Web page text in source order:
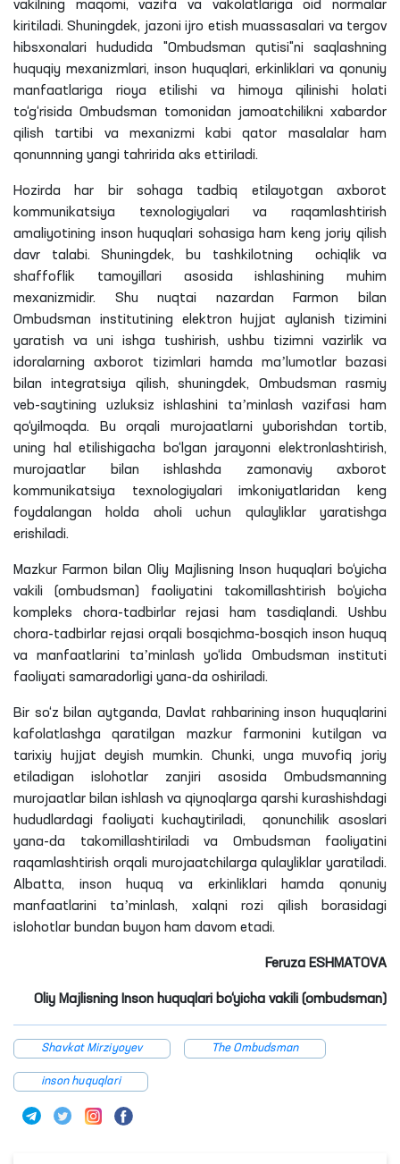
vakilning maqomi, vazifa va vakolatlariga oid normalar
kiritiladi. Shuningdek, jazoni ijro etish muassasalari va tergov
hibsxonalari hududida "Ombudsman qutisi"ni saqlashning
huquqiy mexanizmlari, inson huquqlari, erkinliklari va qonuniy
manfaatlariga rioya etilishi va himoya qilinishi holati
to‘g‘risida Ombudsman tomonidan jamoatchilikni xabardor
qilish tartibi va mexanizmi kabi qator masalalar ham
qonunnning yangi tahririda aks ettiriladi.
Hozirda har bir sohaga tadbiq etilayotgan axborot
kommunikatsiya texnologiyalari va raqamlashtirish
amaliyotining inson huquqlari sohasiga ham keng joriy qilish
davr talabi. Shuningdek, bu tashkilotning ochiqlik va
shaffoflik tamoyillari asosida ishlashining muhim
mexanizmidir. Shu nuqtai nazardan Farmon bilan
Ombudsman institutining elektron hujjat aylanish tizimini
yaratish va uni ishga tushirish, ushbu tizimni vazirlik va
idoralarning axborot tizimlari hamda maʼlumotlar bazasi
bilan integratsiya qilish, shuningdek, Ombudsman rasmiy
veb-saytining uzluksiz ishlashini taʼminlash vazifasi ham
qo‘yilmoqda. Bu orqali murojaatlarni yuborishdan tortib,
uning hal etilishigacha bo‘lgan jarayonni elektronlashtirish,
murojaatlar bilan ishlashda zamonaviy axborot
kommunikatsiya texnologiyalari imkoniyatlaridan keng
foydalangan holda aholi uchun qulayliklar yaratishga
erishiladi.
Mazkur Farmon bilan Oliy Majlisning Inson huquqlari bo‘yicha
vakili (ombudsman) faoliyatini takomillashtirish bo‘yicha
kompleks chora-tadbirlar rejasi ham tasdiqlandi. Ushbu
chora-tadbirlar rejasi orqali bosqichma-bosqich inson huquq
va manfaatlarini taʼminlash yo‘lida Ombudsman instituti
faoliyati samaradorligi yana-da oshiriladi.
Bir so‘z bilan aytganda, Davlat rahbarining inson huquqlarini
kafolatlashga qaratilgan mazkur farmonini kutilgan va
tarixiy hujjat deyish mumkin. Chunki, unga muvofiq joriy
etiladigan islohotlar zanjiri asosida Ombudsmanning
murojaatlar bilan ishlash va qiynoqlarga qarshi kurashishdagi
hududlardagi faoliyati kuchaytiriladi, qonunchilik asoslari
yana-da takomillashtiriladi va Ombudsman faoliyatini
raqamlashtirish orqali murojaatchilarga qulayliklar yaratiladi.
Albatta, inson huquq va erkinliklari hamda qonuniy
manfaatlarini taʼminlash, xalqni rozi qilish borasidagi
islohotlar bundan buyon ham davom etadi.
Feruza ESHMATOVA
Oliy Majlisning Inson huquqlari bo‘yicha vakili (ombudsman)
Shavkat Mirziyoyev The Ombudsman
inson huquqlari